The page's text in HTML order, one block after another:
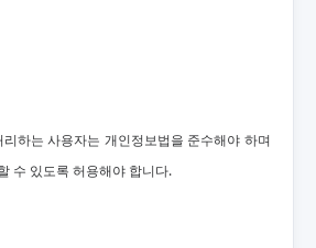
하는 사용자는 개인정보법을 준수해야 하며
수 있도록 허용해야 합니다.